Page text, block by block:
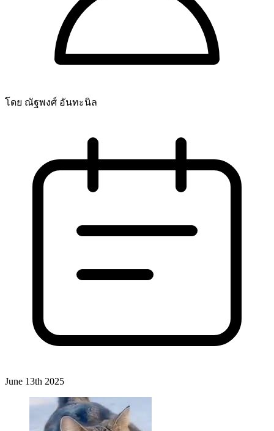
โดย ณัฐพงศ์ อันทะนิล
June 13th 2025